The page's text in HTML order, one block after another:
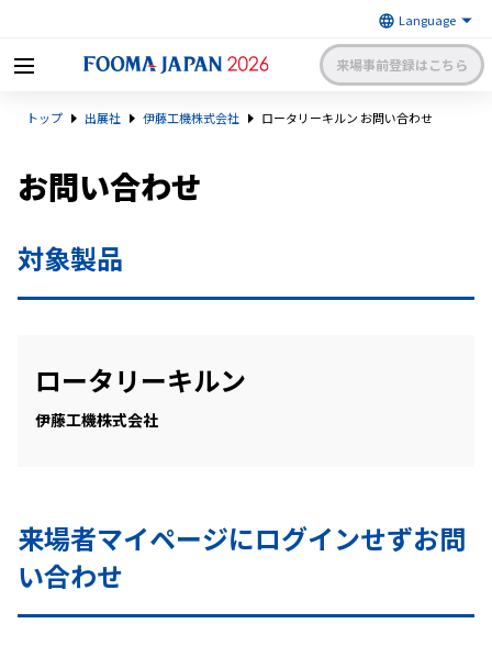
来場事前登録はこちら
級の食品製造総合展〜 | 一般社
日本食品機械工業会
日本語
トップ 出展社 伊藤工機株式会社 ロータリーキルン お問い合わせ
お問い合わせ
対象製品
ロータリーキルン
伊藤工機株式会社
来場者マイページにログインせずお問
い合わせ